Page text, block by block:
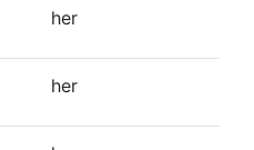
her
her